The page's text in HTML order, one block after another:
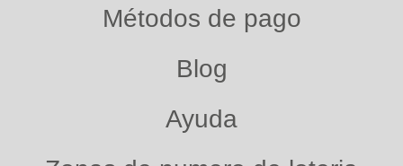
Métodos de pago
Blog
Ayuda